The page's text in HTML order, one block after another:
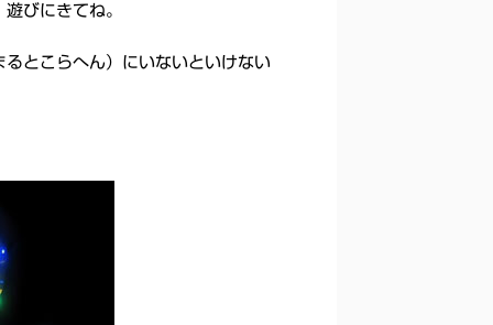
びにきてね。
とこらへん）にいないといけない